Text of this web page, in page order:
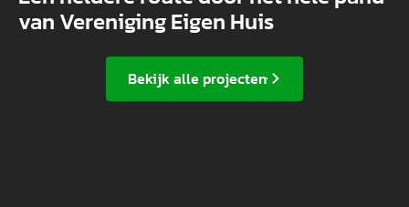
van Vereniging Eigen Huis
Bekijk alle projecten